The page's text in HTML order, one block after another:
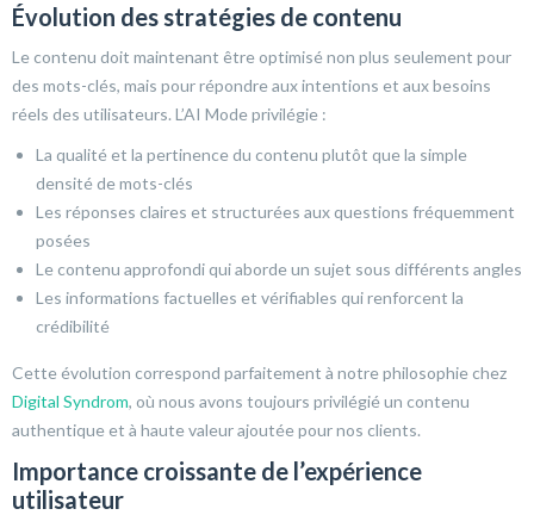
Évolution des stratégies de contenu
Le contenu doit maintenant être optimisé non plus seulement pour
des mots-clés, mais pour répondre aux intentions et aux besoins
réels des utilisateurs. L’AI Mode privilégie :
La qualité et la pertinence du contenu plutôt que la simple
densité de mots-clés
Les réponses claires et structurées aux questions fréquemment
posées
Le contenu approfondi qui aborde un sujet sous différents angles
Les informations factuelles et vérifiables qui renforcent la
crédibilité
Cette évolution correspond parfaitement à notre philosophie chez
Digital Syndrom, où nous avons toujours privilégié un contenu
authentique et à haute valeur ajoutée pour nos clients.
Importance croissante de l’expérience
utilisateur